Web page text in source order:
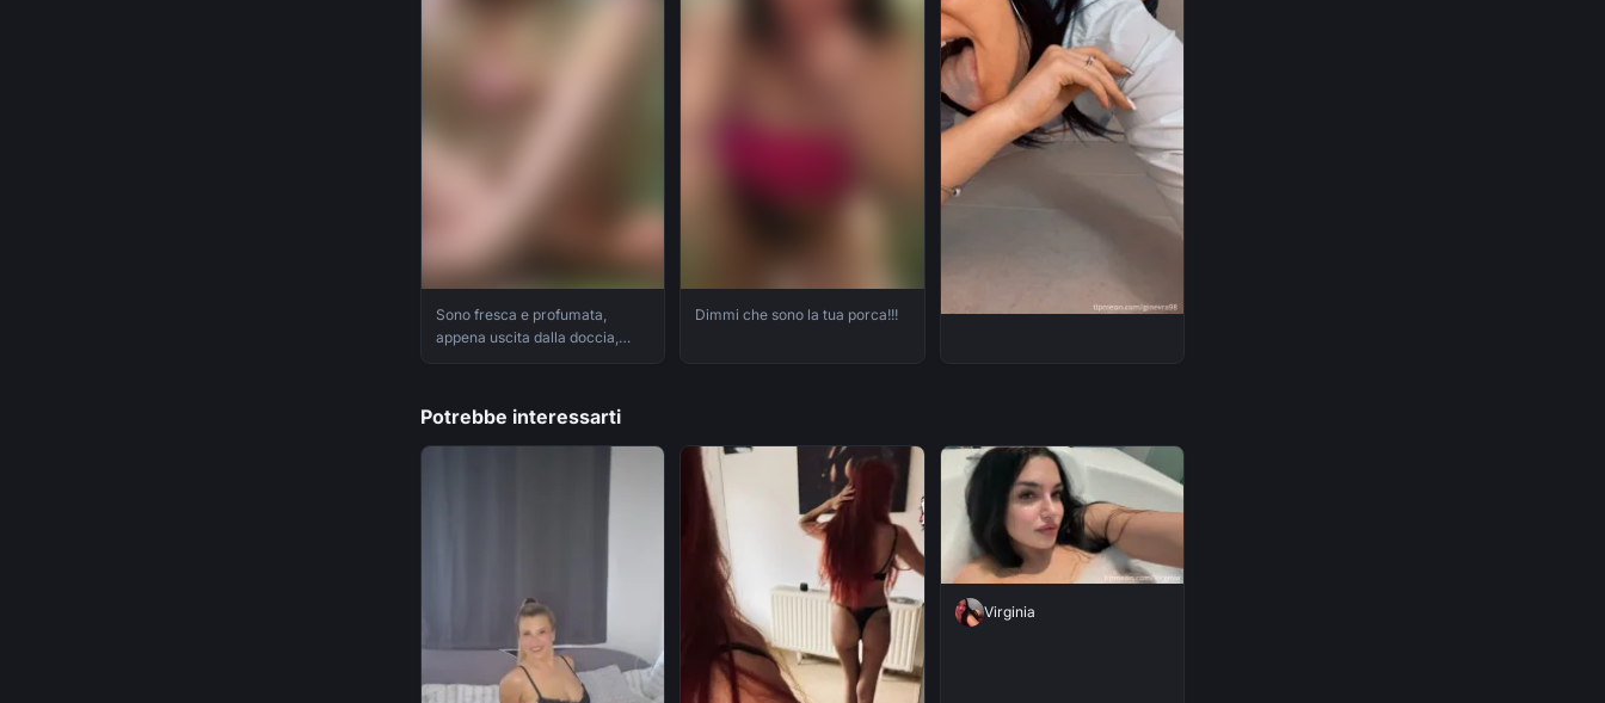
Sono fresca e profumata,
appena uscita dalla doccia,
Dimmi che sono la tua porca!!!
Potrebbe interessarti
Virginia